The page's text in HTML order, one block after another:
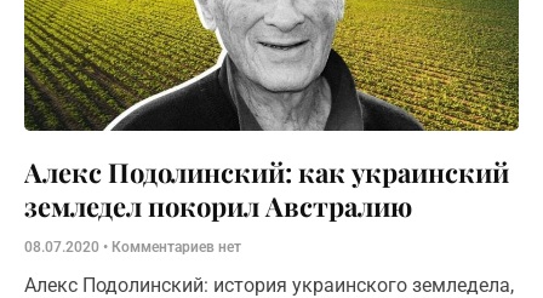
Алекс Подолинский: как украинский
земледел покорил Австралию
08.07.2020 Комментариев нет
Алекс Подолинский: история украинского земледела,